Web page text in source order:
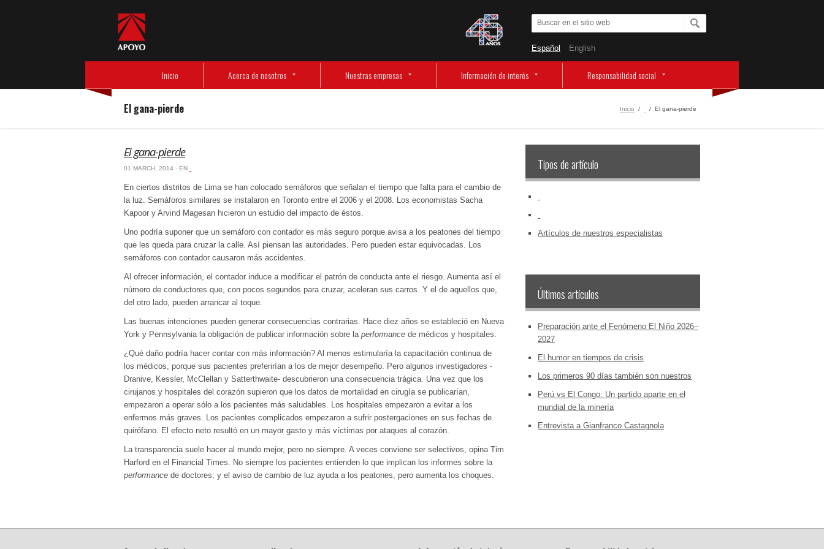
Español English
Inicio Acerca de nosotros Nuestras empresas Información de interés Responsabilidad social
El gana-pierde Inicio / / El gana-pierde
El gana-pierde
01 MARCH, 2014 · EN
En ciertos distritos de Lima se han colocado semáforos que señalan el tiempo que falta para el cambio de
la luz. Semáforos similares se instalaron en Toronto entre el 2006 y el 2008. Los economistas Sacha
Kapoor y Arvind Magesan hicieron un estudio del impacto de éstos.
Uno podría suponer que un semáforo con contador es más seguro porque avisa a los peatones del tiempo
que les queda para cruzar la calle. Así piensan las autoridades. Pero pueden estar equivocadas. Los
semáforos con contador causaron más accidentes.
Al ofrecer información, el contador induce a modificar el patrón de conducta ante el riesgo. Aumenta así el
número de conductores que, con pocos segundos para cruzar, aceleran sus carros. Y el de aquellos que,
del otro lado, pueden arrancar al toque.
Las buenas intenciones pueden generar consecuencias contrarias. Hace diez años se estableció en Nueva
York y Pennsylvania la obligación de publicar información sobre la performance de médicos y hospitales.
¿Qué daño podría hacer contar con más información? Al menos estimularía la capacitación continua de
los médicos, porque sus pacientes preferirían a los de mejor desempeño. Pero algunos investigadores -
Dranive, Kessler, McClellan y Satterthwaite- descubrieron una consecuencia trágica. Una vez que los
cirujanos y hospitales del corazón supieron que los datos de mortalidad en cirugía se publicarían,
empezaron a operar sólo a los pacientes más saludables. Los hospitales empezaron a evitar a los
enfermos más graves. Los pacientes complicados empezaron a sufrir postergaciones en sus fechas de
quirófano. El efecto neto resultó en un mayor gasto y más víctimas por ataques al corazón.
La transparencia suele hacer al mundo mejor, pero no siempre. A veces conviene ser selectivos, opina Tim
Harford en el Financial Times. No siempre los pacientes entienden lo que implican los informes sobre la
performance de doctores; y el aviso de cambio de luz ayuda a los peatones, pero aumenta los choques.
Tipos de artículo
Artículos de nuestros especialistas
Últimos artículos
Preparación ante el Fenómeno El Niño 2026–
2027
El humor en tiempos de crisis
Los primeros 90 días también son nuestros
Perú vs El Congo: Un partido aparte en el
mundial de la minería
Entrevista a Gianfranco Castagnola